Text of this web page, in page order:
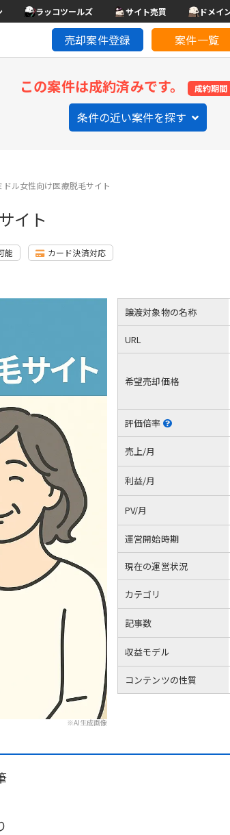
ラッコツールズ サイト売買 ドメイ
売却案件登録 案件一覧
この案件は成約済みです。 成約期間
条件の近い案件を探す
ドル女性向け医療脱毛サイト
イト
能 カード決済対応
※AI生成画像
譲渡対象物の名称
URL
希望売却価格
評価倍率
売上/月
利益/月
PV/月
運営開始時期
現在の運営状況
カテゴリ
記事数
収益モデル
コンテンツの性質